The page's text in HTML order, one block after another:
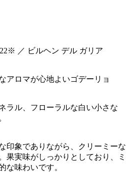
／ ビルヘン デル ガリア
アロマが心地よいゴデーリョ
ラル、フローラルな白い小さな
印象でありながら、クリーミーな
果実味がしっかりとしており、ミ
な味わいです。